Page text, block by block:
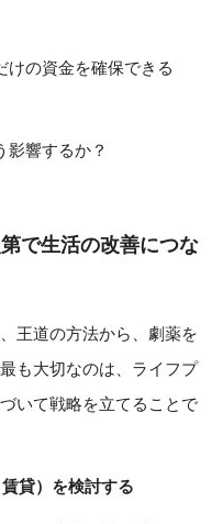
けの資金を確保できる
影響するか？
で生活の改善につな
王道の方法から、劇薬を
も大切なのは、ライフプ
いて戦略を立てることで
貸）を検討する